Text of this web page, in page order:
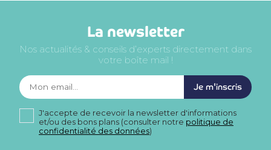
La newsletter
Nos actualités & conseils d’experts directement dans
votre boîte mail !
Je m'inscris
J'accepte de recevoir la newsletter d'informations
et/ou des bons plans (consulter notre politique de
confidentialité des données)